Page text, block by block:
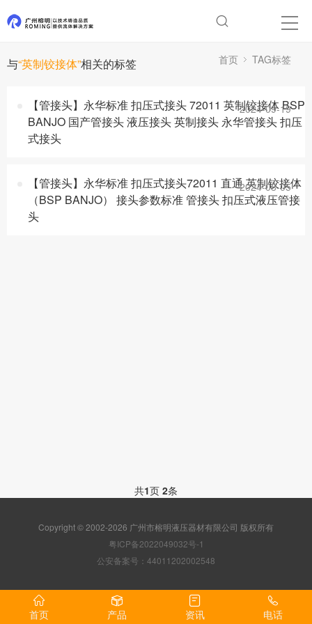
与“英制铰接体”相关的标签 首页 TAG标签
【管接头】永华标准 扣压式接头 72011 英制铰接体 BSP
BANJO 国产管接头 液压接头 英制接头 永华管接头 扣压
式接头
2024-09-19
【管接头】永华标准 扣压式接头72011 直通 英制铰接体
（BSP BANJO） 接头参数标准 管接头 扣压式液压管接
头
2024-08-05
共1页 2条
Copyright © 2002-2026 广州市榕明液压器材有限公司 版权所有
粤ICP备2022049032号-1
公安备案号：44011202002548
首页 产品 资讯 电话